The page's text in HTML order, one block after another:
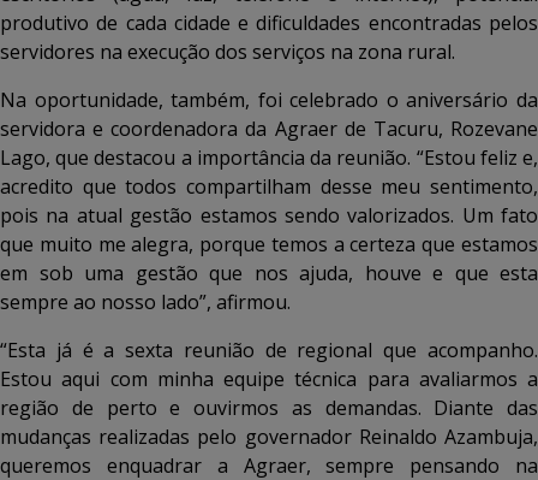
produtivo de cada cidade e dificuldades encontradas pelos
servidores na execução dos serviços na zona rural.
Na oportunidade, também, foi celebrado o aniversário da
servidora e coordenadora da Agraer de Tacuru, Rozevane
Lago, que destacou a importância da reunião. “Estou feliz e,
acredito que todos compartilham desse meu sentimento,
pois na atual gestão estamos sendo valorizados. Um fato
que muito me alegra, porque temos a certeza que estamos
em sob uma gestão que nos ajuda, houve e que esta
sempre ao nosso lado”, afirmou.
“Esta já é a sexta reunião de regional que acompanho.
Estou aqui com minha equipe técnica para avaliarmos a
região de perto e ouvirmos as demandas. Diante das
mudanças realizadas pelo governador Reinaldo Azambuja,
queremos enquadrar a Agraer, sempre pensando na